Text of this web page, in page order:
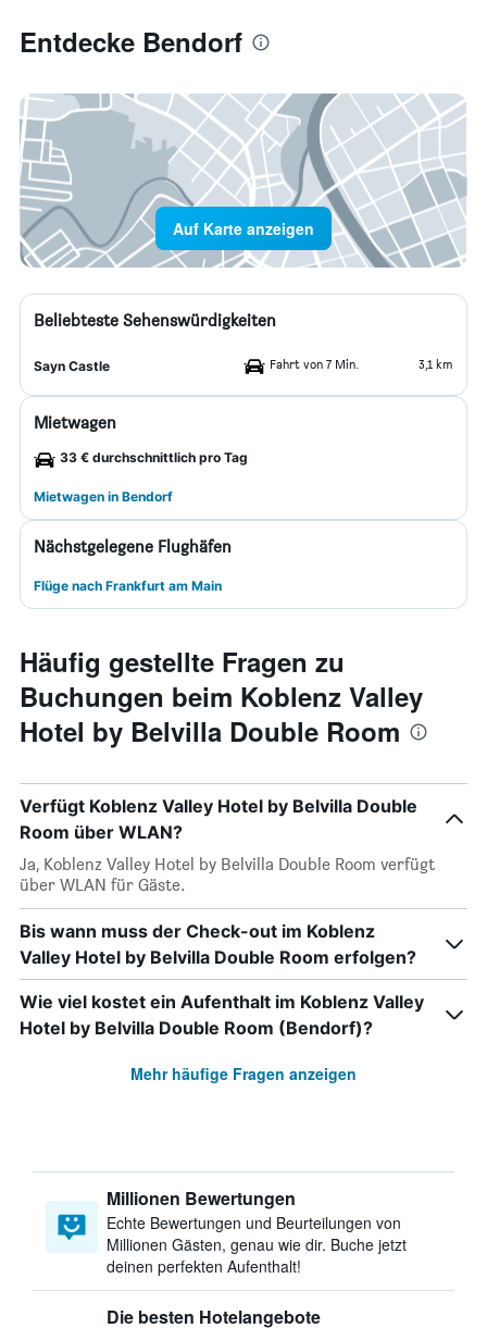
Entdecke Bendorf
Auf Karte anzeigen
Beliebteste Sehenswürdigkeiten
Sayn Castle Fahrt von 7 Min. 3,1 km
Mietwagen
33 € durchschnittlich pro Tag
Mietwagen in Bendorf
Nächstgelegene Flughäfen
Flüge nach Frankfurt am Main
Häufig gestellte Fragen zu
Buchungen beim Koblenz Valley
Hotel by Belvilla Double Room
Verfügt Koblenz Valley Hotel by Belvilla Double
Room über WLAN?
Ja, Koblenz Valley Hotel by Belvilla Double Room verfügt
über WLAN für Gäste.
Bis wann muss der Check-out im Koblenz
Valley Hotel by Belvilla Double Room erfolgen?
Wie viel kostet ein Aufenthalt im Koblenz Valley
Hotel by Belvilla Double Room (Bendorf)?
Mehr häufige Fragen anzeigen
Millionen Bewertungen
Echte Bewertungen und Beurteilungen von
Millionen Gästen, genau wie dir. Buche jetzt
deinen perfekten Aufenthalt!
Die besten Hotelangebote